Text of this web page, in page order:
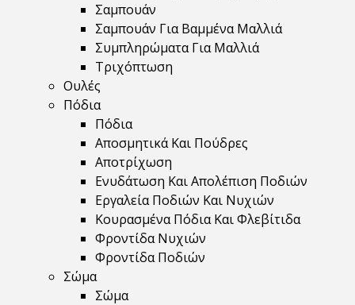
Σαμπουάν
Σαμπουάν Για Βαμμένα Μαλλιά
Συμπληρώματα Για Μαλλιά
Τριχόπτωση
Ουλές
Πόδια
Πόδια
Αποσμητικά Και Πούδρες
Αποτρίχωση
Ενυδάτωση Και Απολέπιση Ποδιών
Εργαλεία Ποδιών Και Νυχιών
Κουρασμένα Πόδια Και Φλεβίτιδα
Φροντίδα Νυχιών
Φροντίδα Ποδιών
Σώμα
Σώμα